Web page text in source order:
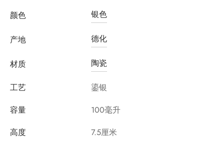
颜色 银色
产地 德化
材质 陶瓷
工艺
鎏银
容量
100毫升
高度
7.5厘米